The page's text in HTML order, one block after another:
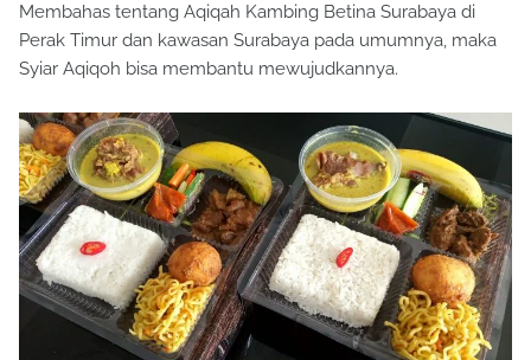
Membahas tentang Aqiqah Kambing Betina Surabaya di
Perak Timur dan kawasan Surabaya pada umumnya, maka
Syiar Aqiqoh bisa membantu mewujudkannya.